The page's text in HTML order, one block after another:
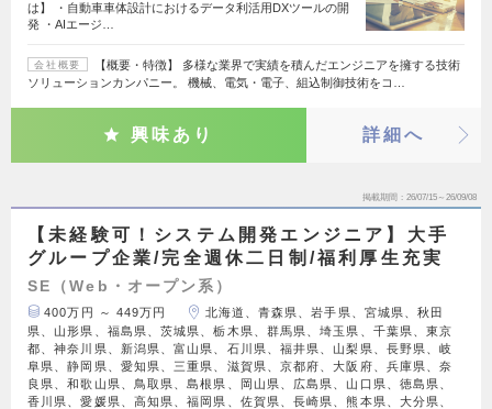
は】 ・自動車車体設計におけるデータ利活用DXツールの開
発 ・AIエージ…
会社概要
【概要・特徴】 多様な業界で実績を積んだエンジニアを擁する技術
ソリューションカンパニー。 機械、電気・電子、組込制御技術をコ…
興味あり 詳細へ
掲載期間 26/07/15～26/09/08
【未経験可！システム開発エンジニア】大手
グループ企業/完全週休二日制/福利厚生充実
SE（Web・オープン系）
400万円 ～ 449万円
北海道、青森県、岩手県、宮城県、秋田
県、山形県、福島県、茨城県、栃木県、群馬県、埼玉県、千葉県、東京
都、神奈川県、新潟県、富山県、石川県、福井県、山梨県、長野県、岐
阜県、静岡県、愛知県、三重県、滋賀県、京都府、大阪府、兵庫県、奈
良県、和歌山県、鳥取県、島根県、岡山県、広島県、山口県、徳島県、
香川県、愛媛県、高知県、福岡県、佐賀県、長崎県、熊本県、大分県、